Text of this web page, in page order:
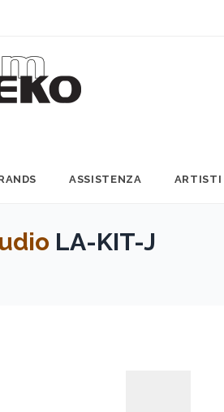
ASSISTENZA ARTISTI
LA-KIT-J